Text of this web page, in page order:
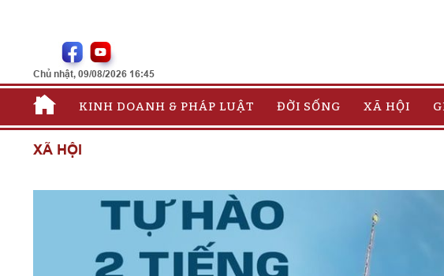
Chủ nhật, 09/08/2026 16:45
KINH DOANH & PHÁP LUẬT ĐỜI SỐNG XÃ HỘI
XÃ HỘI